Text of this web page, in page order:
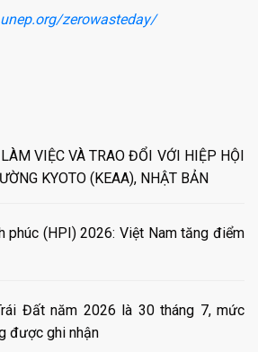
zerowasteday/
VIỆC VÀ TRAO ĐỔI VỚI HIỆP HỘI
KYOTO (KEAA), NHẬT BẢN
phúc (HPI) 2026: Việt Nam tăng điểm
Đất năm 2026 là 30 tháng 7, mức
được ghi nhận